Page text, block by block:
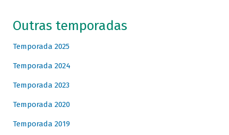
Outras temporadas
Temporada 2025
Temporada 2024
Temporada 2023
Temporada 2020
Temporada 2019